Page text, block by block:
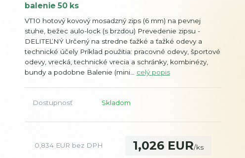
balenie 50 ks
VT10 hotový kovový mosadzný zips (6 mm) na pevnej
stuhe, bežec aulo-lock (s brzdou) Prevedenie zipsu -
DELITEĽNÝ Určený na stredne ťažké a ťažké odevy a
technické účely Príklad použitia: pracovné odevy, športové
odevy, vrecká, technické vrecia a schránky, kombinézy,
bundy a podobne Balenie (mini... celý popis
Dostupnosť Skladom
1,026 EUR/ks
0,834 EUR bez DPH